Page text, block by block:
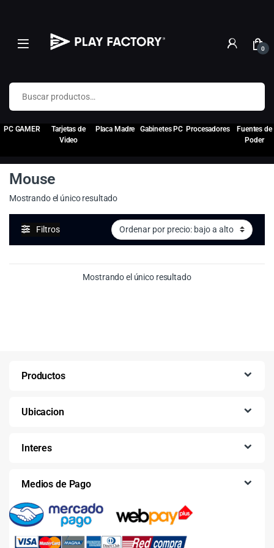
0
Buscar por:
PC GAMER
Tarjetas de
Video
Placa Madre Gabinetes PC Procesadores
Fuentes de
Poder
Mouse
Mostrando el único resultado
Filtros
Mostrando el único resultado
Productos
Ubicacion
Interes
Medios de Pago